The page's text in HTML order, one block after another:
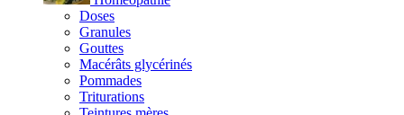
Doses
Granules
Gouttes
Macérâts glycérinés
Pommades
Triturations